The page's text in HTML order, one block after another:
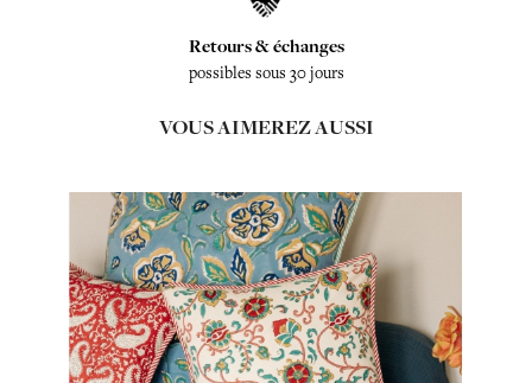
Retours & échanges
possibles sous 30 jours
VOUS AIMEREZ AUSSI